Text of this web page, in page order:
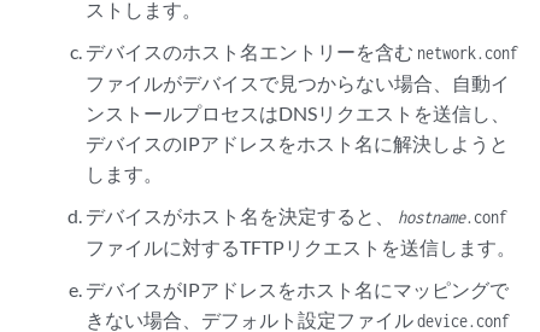
ストします。
デバイスのホスト名エントリーを含む network.conf
ファイルがデバイスで見つからない場合、自動イ
ンストールプロセスはDNSリクエストを送信し、
デバイスのIPアドレスをホスト名に解決しようと
します。
デバイスがホスト名を決定すると、
hostname.conf
ファイルに対するTFTPリクエストを送信します。
デバイスがIPアドレスをホスト名にマッピングで
きない場合、デフォルト設定ファイルdevice.conf